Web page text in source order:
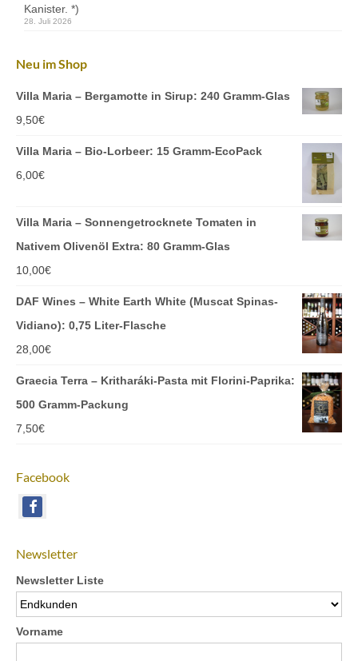
Kanister. *)
28. Juli 2026
Neu im Shop
Villa Maria – Bergamotte in Sirup: 240 Gramm-Glas
9,50€
Villa Maria – Bio-Lorbeer: 15 Gramm-EcoPack
6,00€
Villa Maria – Sonnengetrocknete Tomaten in
Nativem Olivenöl Extra: 80 Gramm-Glas
10,00€
DAF Wines – White Earth White (Muscat Spinas-
Vidiano): 0,75 Liter-Flasche
28,00€
Graecia Terra – Kritharáki-Pasta mit Florini-Paprika:
500 Gramm-Packung
7,50€
Facebook
Newsletter
Newsletter Liste
Vorname